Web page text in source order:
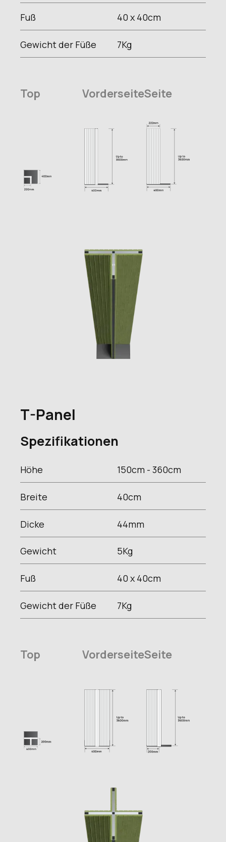
Fuß 40 x 40cm
Gewicht der Füße 7Kg
Top VorderseiteSeite
T-Panel
Spezifikationen
Höhe 150cm - 360cm
Breite 40cm
Dicke 44mm
Gewicht 5Kg
Fuß 40 x 40cm
Gewicht der Füße 7Kg
Top VorderseiteSeite